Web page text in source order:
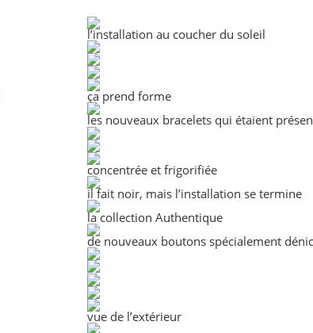
l’installation au coucher du soleil
ça prend forme
les nouveaux bracelets qui étaient
concentrée et frigorifiée
il fait noir, mais l’installation se termine
la collection Authentique
de nouveaux boutons spécialement
vue de l’extérieur